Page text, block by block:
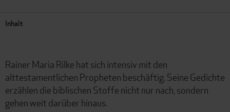
Inhalt
Rainer Maria Rilke hat sich intensiv mit den
alttestamentlichen Propheten beschäftig. Seine Gedichte
erzählen die biblischen Stoffe nicht nur nach, sondern
gehen weit darüber hinaus.